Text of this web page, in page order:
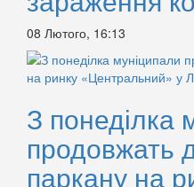
08 Лютого, 16:13
З понеділка
продовжать
паркану на